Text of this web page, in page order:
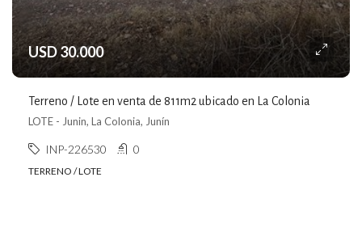
USD 30.000
Terreno / Lote en venta de 811m2 ubicado en La Colonia
LOTE - Junin, La Colonia, Junín
INP-226530 0
TERRENO / LOTE